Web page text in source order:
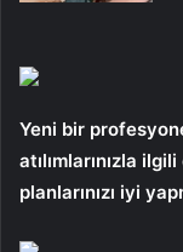
Yeni bir
atılımlarınızla
planlarınızı iyi